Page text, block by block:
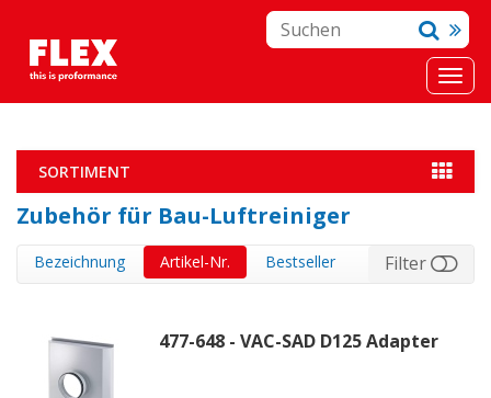
SORTIMENT
Zubehör für Bau-Luftreiniger
Bezeichnung Artikel-Nr. Bestseller Filter
477-648 - VAC-SAD D125 Adapter